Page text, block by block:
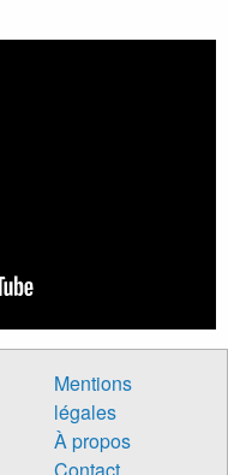
Mentions
légales
À propos